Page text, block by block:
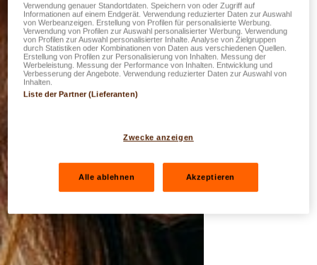
Verwendung genauer Standortdaten. Speichern von oder Zugriff auf
Informationen auf einem Endgerät. Verwendung reduzierter Daten zur Auswahl
von Werbeanzeigen. Erstellung von Profilen für personalisierte Werbung.
Verwendung von Profilen zur Auswahl personalisierter Werbung. Verwendung
von Profilen zur Auswahl personalisierter Inhalte. Analyse von Zielgruppen
durch Statistiken oder Kombinationen von Daten aus verschiedenen Quellen.
Erstellung von Profilen zur Personalisierung von Inhalten. Messung der
Werbeleistung. Messung der Performance von Inhalten. Entwicklung und
Verbesserung der Angebote. Verwendung reduzierter Daten zur Auswahl von
Inhalten.
Liste der Partner (Lieferanten)
Zwecke anzeigen
Alle ablehnen Akzeptieren